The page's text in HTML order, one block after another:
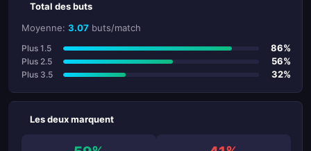
Total des buts
Moyenne: 3.07 buts/match
Plus 1.5 86%
Plus 2.5 56%
Plus 3.5 32%
Les deux marquent